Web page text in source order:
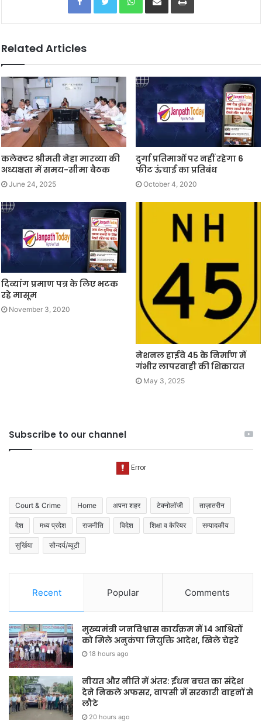
Related Articles
कलेक्टर श्रीमती नेहा मारव्या की
अध्यक्षता में समय-सीमा बैठक
June 24, 2025
दुर्गा प्रतिमाओं पर नहीं रहेगा 6
फीट ऊंचाई का प्रतिबंध
October 4, 2020
दिव्यांग प्रमाण पत्र के लिए भटक
रहे मासूम
November 3, 2020
नेशनल हाईवे 45 के निर्माण में
गंभीर लापरवाही की शिकायत
May 3, 2025
Subscribe to our channel
Court & Crime Home अपना शहर टेक्नोलॉजी ताज़ातरीन
देश मध्य प्रदेश राजनीति विदेश शिक्षा व कैरियर सम्पादकीय
सुर्खिया सौन्दर्य/ब्यूटी
Recent Popular Comments
मुख्यमंत्री जनविश्वास कार्यक्रम में 14 आश्रितों
को मिले अनुकंपा नियुक्ति आदेश, खिले चेहरे
18 hours ago
नीयत और नीति में अंतर: ईंधन बचत का संदेश
देने निकले अफसर, वापसी में सरकारी वाहनों से
लौटे
20 hours ago